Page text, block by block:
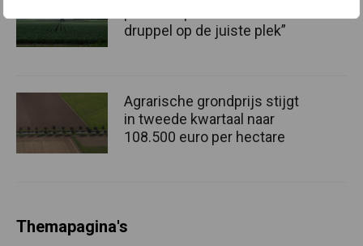
druppel op de juiste plek”
Agrarische grondprijs stijgt
in tweede kwartaal naar
108.500 euro per hectare
Themapagina's